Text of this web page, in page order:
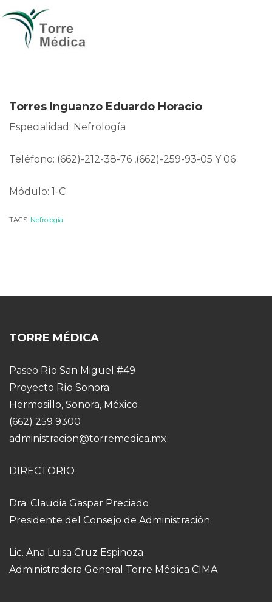
Torres Inguanzo Eduardo Horacio
Especialidad: Nefrología
Teléfono: (662)-212-38-76 ,(662)-259-93-05 Y 06
Módulo: 1-C
TAGS: Nefrología
TORRE MÉDICA
Paseo Río San Miguel #49
Proyecto Río Sonora
Hermosillo, Sonora, México
(662) 259 9300
administracion@torremedica.mx
DIRECTORIO
Dra. Claudia Gaspar Preciado
Presidente del Consejo de Administración
Lic. Ana Luisa Cruz Espinoza
Administradora General Torre Médica CIMA